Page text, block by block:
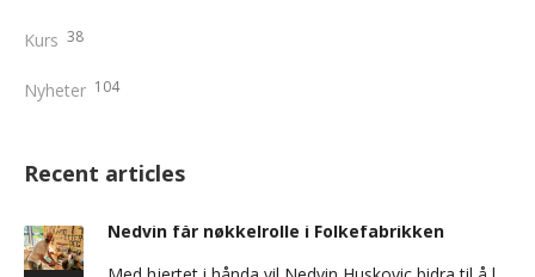
Kurs 38
Nyheter 104
Recent articles
Nedvin får nøkkelrolle i Folkefabrikken